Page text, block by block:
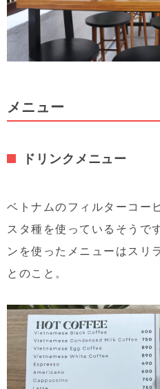
メニュー
ドリンクメニュー
ベトナムのフィルターコー
スタ種を使っているそうで
ンを使ったメニューはスリ
とのこと。